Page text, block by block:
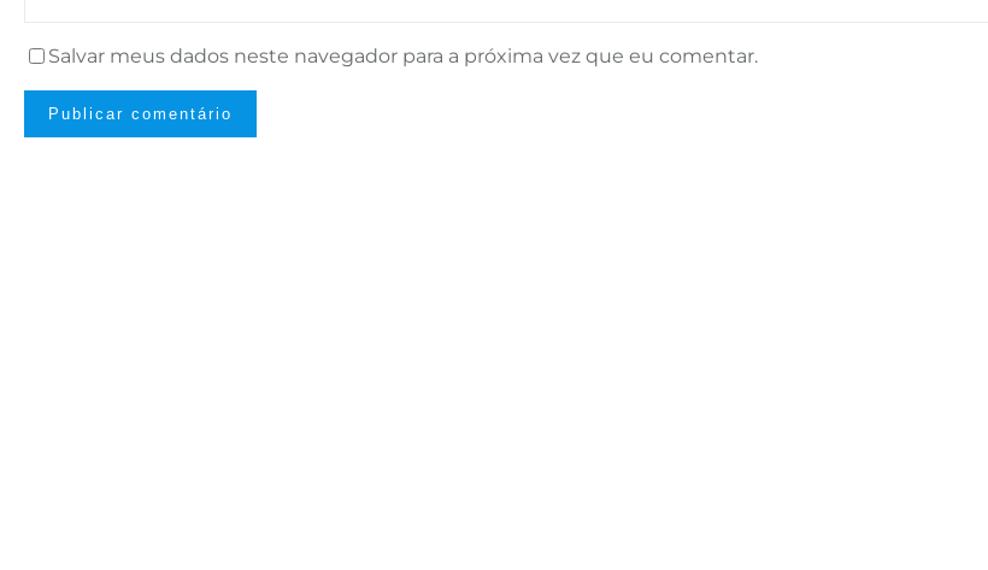
Salvar meus dados neste navegador para a próxima vez que eu comentar.